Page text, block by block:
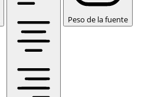
Peso de la fuente